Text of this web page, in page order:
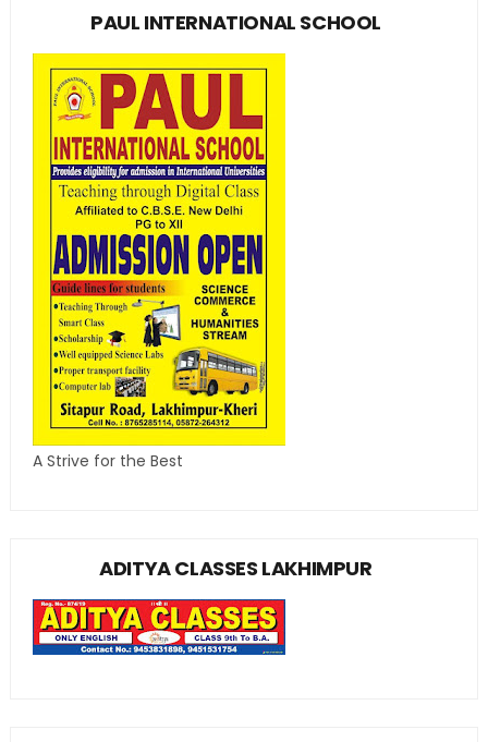
PAUL INTERNATIONAL SCHOOL
A Strive for the Best
ADITYA CLASSES LAKHIMPUR